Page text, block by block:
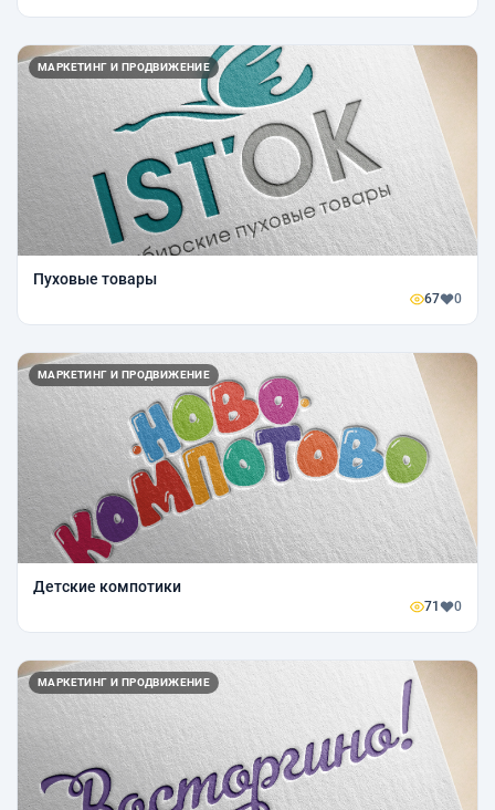
МАРКЕТИНГ И ПРОДВИЖЕНИЕ
Пуховые товары
67 0
МАРКЕТИНГ И ПРОДВИЖЕНИЕ
Детские компотики
71 0
МАРКЕТИНГ И ПРОДВИЖЕНИЕ